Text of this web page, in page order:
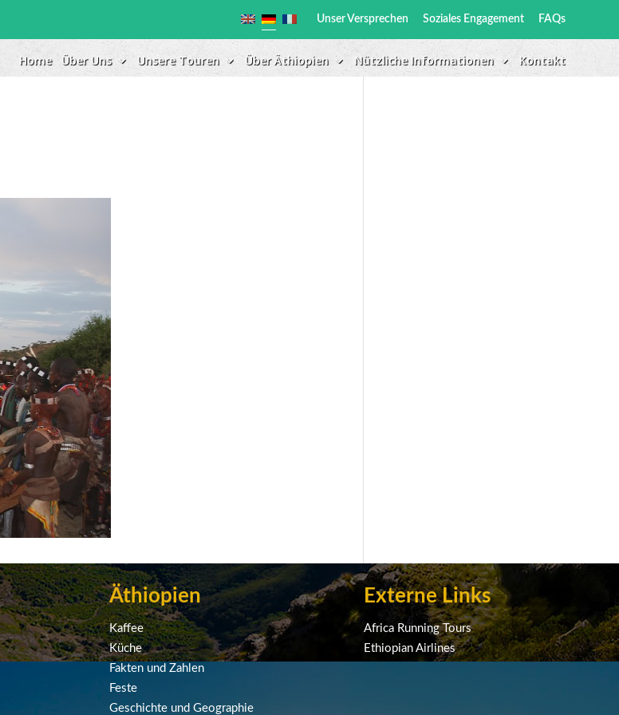
Unser Versprechen Soziales Engagement FAQs
Home Über Uns Unsere Touren Über Äthiopien Nützliche Informationen Kontakt
Äthiopien
Kaffee
Küche
Fakten und Zahlen
Feste
Geschichte und Geographie
Externe Links
Africa Running Tours
Ethiopian Airlines